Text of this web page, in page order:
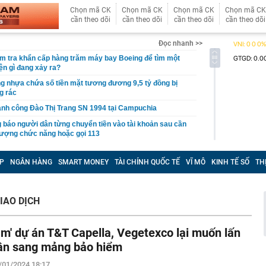
Chọn mã CK
cần theo dõi
Chọn mã CK
cần theo dõi
Chọn mã CK
cần theo dõi
Chọn mã CK
cần theo dõi
Đọc nhanh >>
tra khẩn cấp hàng trăm máy bay Boeing để tìm một
gì đang xảy ra?
nhựa chứa số tiền mặt tương đương 9,5 tỷ đồng bị
rác
công Đào Thị Trang SN 1994 tại Campuchia
báo người dân từng chuyển tiền vào tài khoản sau cần
chức năng hoặc gọi 113
tấn thép được gấp rút dựng lên giữa lòng thành
trình rộng 50.000 m² chuẩn bị lộ diện
để nhận tiền bán hàng, tiền người thân chuyển và
của nhà máy lọc dầu đầu tiên tại Việt Nam có động
đợi mua iPhone 18 Pro Max nên biết
thuế 6 tháng đầu năm 2026 của Xổ số Kiến thiết Thủ
NGÂN HÀNG SMART MONEY TÀI CHÍNH QUỐC TẾ VĨ MÔ KINH TẾ SỐ
DỊCH
dự án T&T Capella, Vegetexco lại muốn lấn
sang mảng bảo hiểm